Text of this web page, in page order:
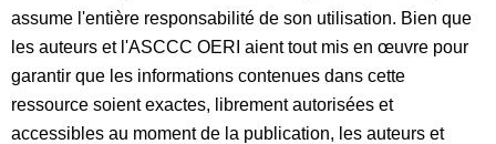
assume l'entière responsabilité de son utilisation. Bien que
les auteurs et l'ASCCC OERI aient tout mis en œuvre pour
garantir que les informations contenues dans cette
ressource soient exactes, librement autorisées et
accessibles au moment de la publication, les auteurs et